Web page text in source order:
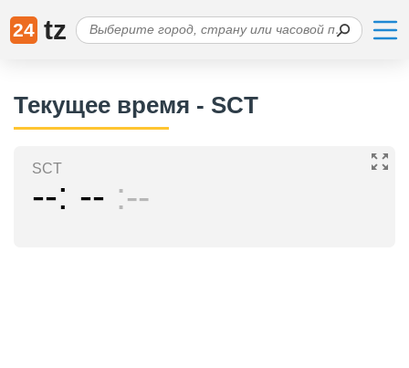
24 tz
Текущее время - SCT
SCT
-- -- --